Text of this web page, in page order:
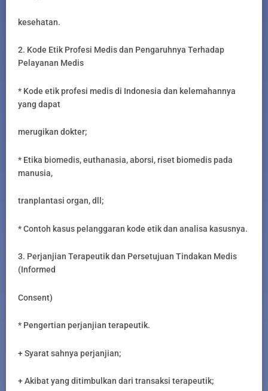
kesehatan.
2. Kode Etik Profesi Medis dan Pengaruhnya Terhadap
Pelayanan Medis
* Kode etik profesi medis di Indonesia dan kelemahannya
yang dapat
merugikan dokter;
* Etika biomedis, euthanasia, aborsi, riset biomedis pada
manusia,
tranplantasi organ, dll;
* Contoh kasus pelanggaran kode etik dan analisa kasusnya.
3. Perjanjian Terapeutik dan Persetujuan Tindakan Medis
(Informed
Consent)
* Pengertian perjanjian terapeutik.
+ Syarat sahnya perjanjian;
+ Akibat yang ditimbulkan dari transaksi terapeutik;